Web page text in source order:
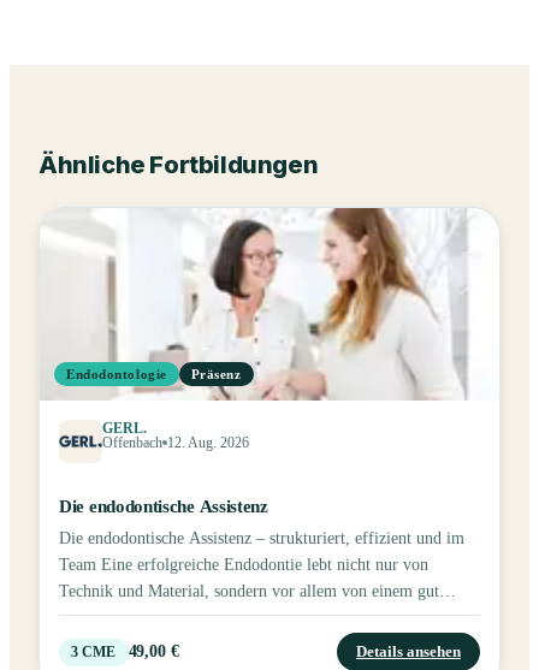
Ähnliche Fortbildungen
Endodontologie Präsenz
GERL.
Offenbach 12. Aug. 2026
Die endodontische Assistenz
Die endodontische Assistenz – strukturiert, effizient und im
Team Eine erfolgreiche Endodontie lebt nicht nur von
Technik und Material, sondern vor allem von einem gut
eingespielten Team. In diesem praxisnahen 3-stündigen
Seminar erhalten insbesondere Zahnmedizinische
3 CME 49,00 € Details ansehen